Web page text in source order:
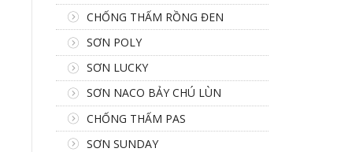
CHỐNG THẤM RỒNG ĐEN
SƠN POLY
SƠN LUCKY
SƠN NACO BẢY CHÚ LÙN
CHỐNG THẤM PAS
SƠN SUNDAY